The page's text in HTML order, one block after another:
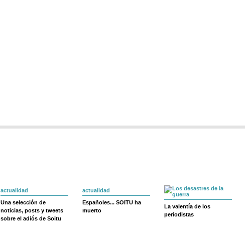
actualidad
Una selección de
noticias, posts y tweets
sobre el adiós de Soitu
actualidad
Españoles... SOITU ha
muerto
La valentía de los
periodistas